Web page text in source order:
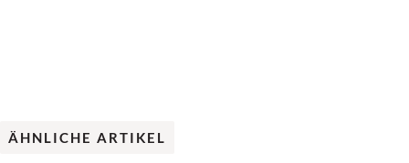
ÄHNLICHE ARTIKEL